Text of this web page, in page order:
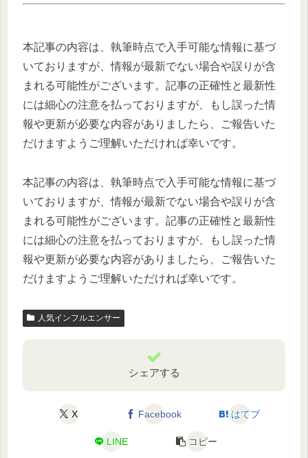
本記事の内容は、執筆時点で入手可能な情報に基づ
いておりますが、情報が最新でない場合や誤りが含
まれる可能性がございます。記事の正確性と最新性
には細心の注意を払っておりますが、もし誤った情
報や更新が必要な内容がありましたら、ご報告いた
だけますようご理解いただければ幸いです。
本記事の内容は、執筆時点で入手可能な情報に基づ
いておりますが、情報が最新でない場合や誤りが含
まれる可能性がございます。記事の正確性と最新性
には細心の注意を払っておりますが、もし誤った情
報や更新が必要な内容がありましたら、ご報告いた
だけますようご理解いただければ幸いです。
人気インフルエンサー
シェアする
X Facebook はてブ
LINE コピー